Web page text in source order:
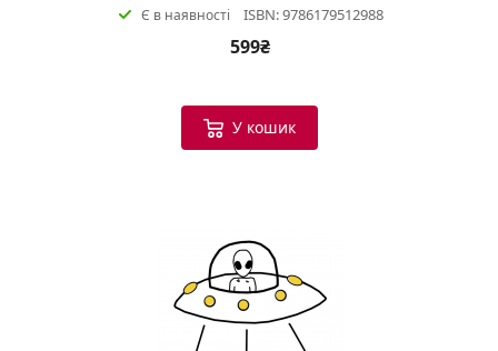
Є в наявності ISBN: 9786179512988
599₴
У кошик